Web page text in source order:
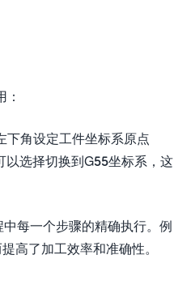
下角设定工件坐标系原点
以选择切换到G55坐标系，这
每一个步骤的精确执行。例
高了加工效率和准确性。